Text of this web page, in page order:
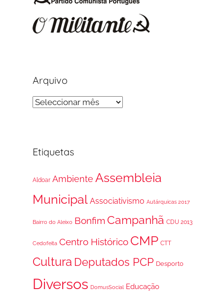
Arquivo
Arquivo
Etiquetas
Aldoar Ambiente Assembleia
Municipal Associativismo Autárquicas 2017
Bairro do Aleixo Bonfim Campanhã CDU 2013
Cedofeita Centro Histórico CMP CTT
Cultura Deputados PCP Desporto
Diversos DomusSocial Educação